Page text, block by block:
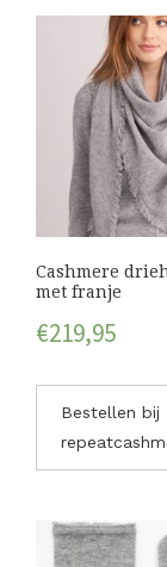
Cashmere
met franje
€219,95
Bestellen bij